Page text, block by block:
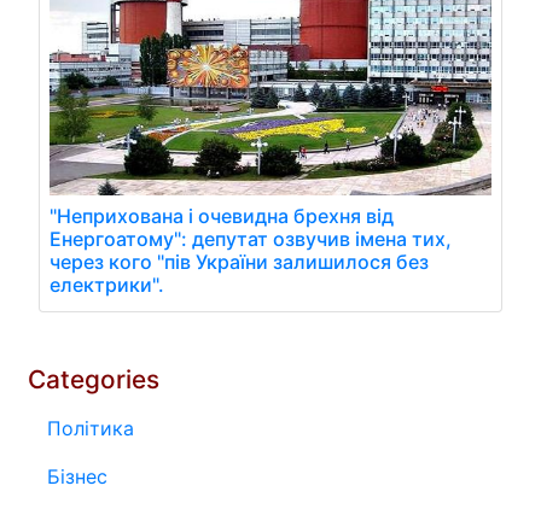
"Неприхована і очевидна брехня від
Енергоатому": депутат озвучив імена тих,
через кого "пів України залишилося без
електрики".
Categories
Політика
Бізнес